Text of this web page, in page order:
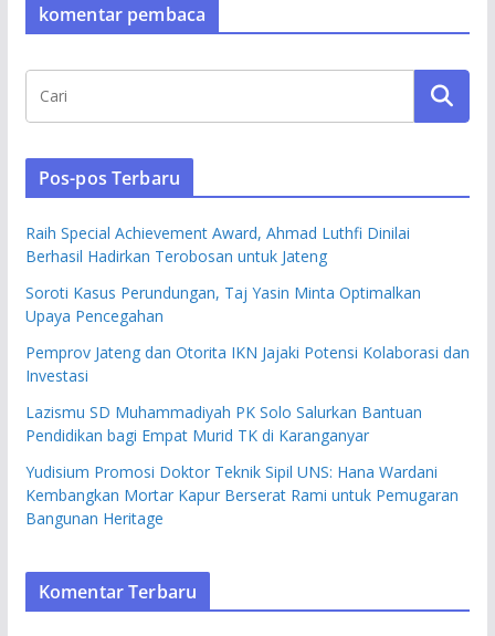
komentar pembaca
Pos-pos Terbaru
Raih Special Achievement Award, Ahmad Luthfi Dinilai
Berhasil Hadirkan Terobosan untuk Jateng
Soroti Kasus Perundungan, Taj Yasin Minta Optimalkan
Upaya Pencegahan
Pemprov Jateng dan Otorita IKN Jajaki Potensi Kolaborasi dan
Investasi
Lazismu SD Muhammadiyah PK Solo Salurkan Bantuan
Pendidikan bagi Empat Murid TK di Karanganyar
Yudisium Promosi Doktor Teknik Sipil UNS: Hana Wardani
Kembangkan Mortar Kapur Berserat Rami untuk Pemugaran
Bangunan Heritage
Komentar Terbaru